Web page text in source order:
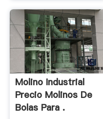
Molino Industrial
Precio Molinos De
Bolas Para .